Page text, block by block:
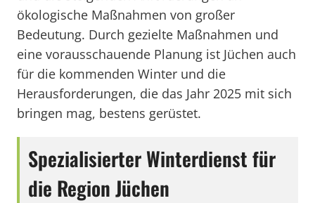
ökologische Maßnahmen von großer
Bedeutung. Durch gezielte Maßnahmen und
eine vorausschauende Planung ist Jüchen auch
für die kommenden Winter und die
Herausforderungen, die das Jahr 2025 mit sich
bringen mag, bestens gerüstet.
Spezialisierter Winterdienst für
die Region Jüchen